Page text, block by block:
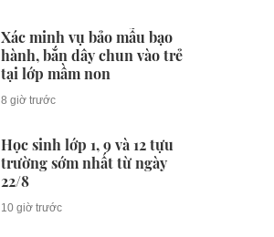
Xác minh vụ bảo mẫu bạo
hành, bắn dây chun vào trẻ
tại lớp mầm non
8 giờ trước
Học sinh lớp 1, 9 và 12 tựu
trường sớm nhất từ ngày
22/8
10 giờ trước